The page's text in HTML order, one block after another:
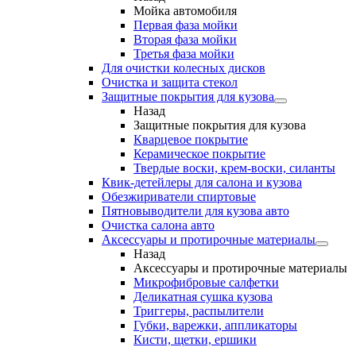
Мойка автомобиля
Первая фаза мойки
Вторая фаза мойки
Третья фаза мойки
Для очистки колесных дисков
Очистка и защита стекол
Защитные покрытия для кузова
Назад
Защитные покрытия для кузова
Кварцевое покрытие
Керамическое покрытие
Твердые воски, крем-воски, силанты
Квик-детейлеры для салона и кузова
Обезжириватели спиртовые
Пятновыводители для кузова авто
Очистка салона авто
Аксессуары и протирочные материалы
Назад
Аксессуары и протирочные материалы
Микрофибровые салфетки
Деликатная сушка кузова
Триггеры, распылители
Губки, варежки, аппликаторы
Кисти, щетки, ершики